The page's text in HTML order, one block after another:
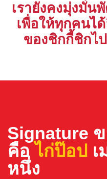
เรายังคงมุ่งมั่น
เพื่อให้ทุกคนไ
ของชิกกี้ชิกไ
Signature
คือไก่ป๊อป
หนึ่ง